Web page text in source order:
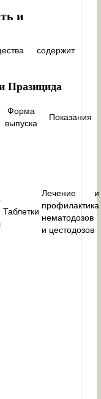
и
содержит
Празицида
Форма
выпуска
Показания
Таблетки
Лечение и
профилактика
нематодозов
и цестодозов